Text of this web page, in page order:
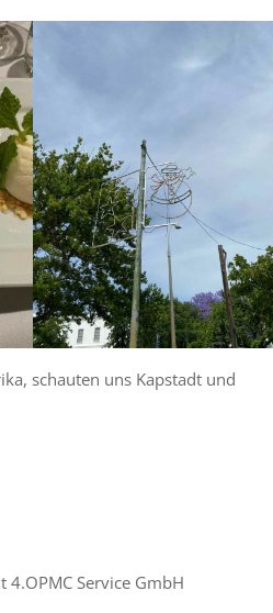
schauten uns Kapstadt und
Service GmbH